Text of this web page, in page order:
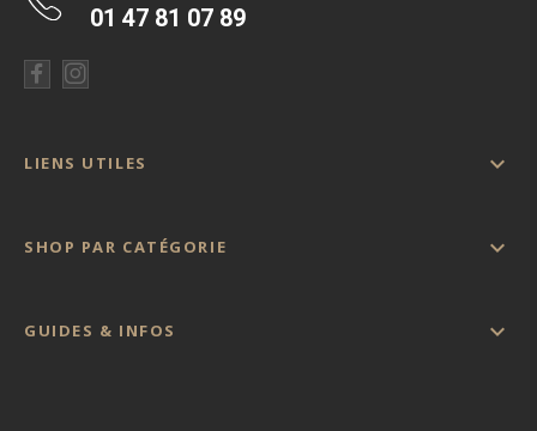
01 47 81 07 89
LIENS UTILES 
SHOP PAR CATÉGORIE 
GUIDES & INFOS 